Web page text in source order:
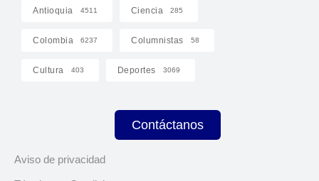
Antioquia 4511 Ciencia 285
Colombia 6237 Columnistas 58
Cultura 403 Deportes 3069
Contáctanos
Aviso de privacidad